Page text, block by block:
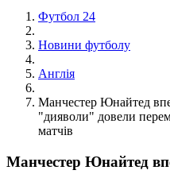
Футбол 24
Новини футболу
Англія
Манчестер Юнайтед
"дияволи" довели
матчів
Манчестер Юнайтед